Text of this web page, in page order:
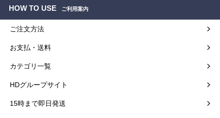
HOW TO USE ご利用案内
ご注文方法
お支払・送料
カテゴリ一覧
HDグループサイト
15時まで即日発送